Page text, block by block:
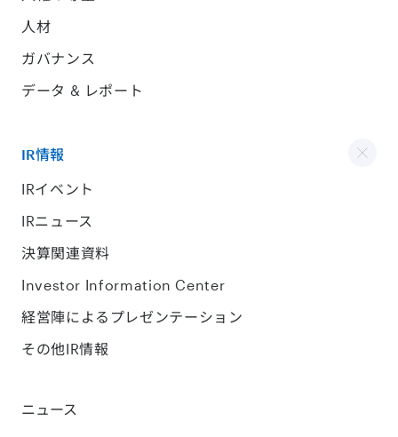
人材
ガバナンス
データ & レポート
IR情報
IRイベント
IRニュース
決算関連資料
Investor Information Center
経営陣によるプレゼンテーション
その他IR情報
ニュース